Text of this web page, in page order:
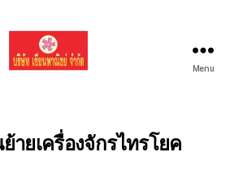
รถ
แบค
Menu
ายเครื่องจักรไทรโยค